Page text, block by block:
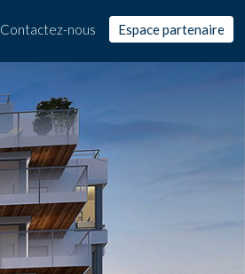
Contactez-nous Espace partenaire